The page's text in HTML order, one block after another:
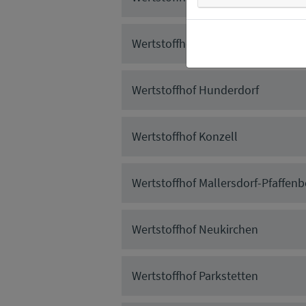
Wertstoffhof Geiselhöring
Wertstoffhof Hunderdorf
Wertstoffhof Konzell
Wertstoffhof Mallersdorf-
Wertstoffhof Neukirchen
Wertstoffhof Parkstetten